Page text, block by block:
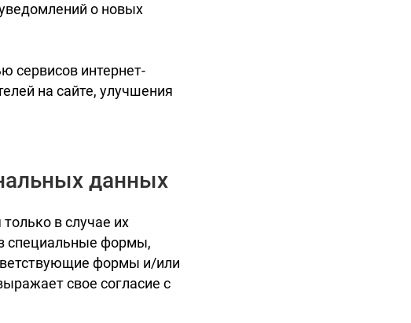
о новых
сервисов интернет-
на сайте, улучшения
данных
в случае их
специальные формы,
формы и/или
свое согласие с